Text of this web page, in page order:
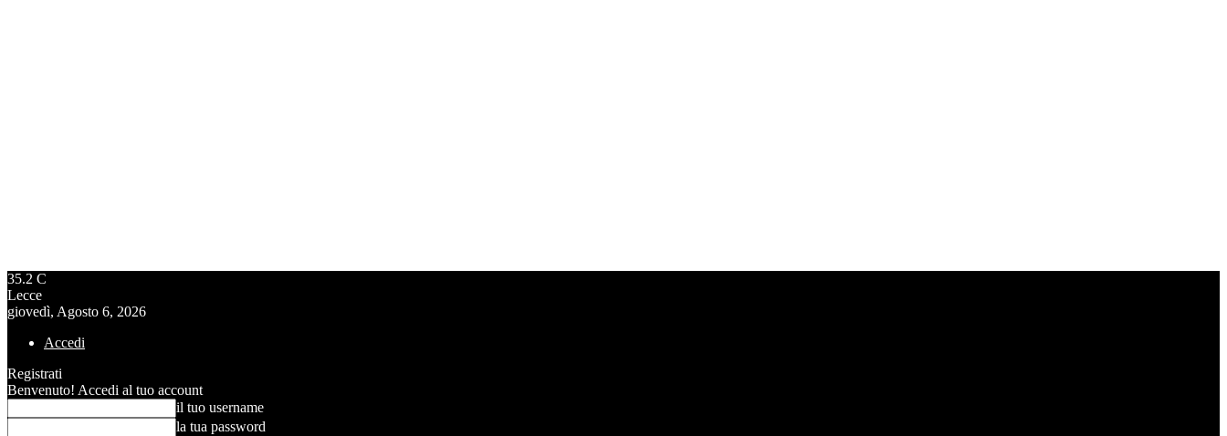
35.2 C
Lecce
giovedì, Agosto 6, 2026
Accedi
Registrati
Benvenuto! Accedi al tuo account
il tuo username
la tua password